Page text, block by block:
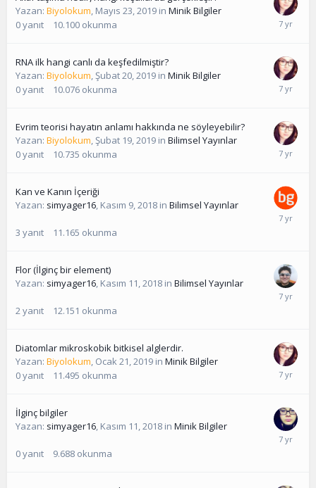
Yazan: Biyolokum, Mayıs 23, 2019 in Minik Bilgiler
0yanıt 10.100 okunma
RNA ilk hangi canlı da keşfedilmiştir?
Yazan: Biyolokum,Şubat 20, 2019 in Minik Bilgiler
0yanıt 10.076 okunma
Evrim teorisi hayatın anlamı hakkında ne söyleyebilir?
Yazan: Biyolokum,Şubat 19, 2019 in Bilimsel Yayınlar
0yanıt 10.735 okunma
Kan ve Kanın İçeriği
Yazan: simyager16, Kasım 9, 2018 in Bilimsel Yayınlar
3 yanıt 11.165 okunma
Flor (İlginç bir element)
Yazan: simyager16, Kasım 11, 2018 in Bilimsel Yayınlar
2yanıt 12.151 okunma
Diatomlar mikroskobik bitkisel alglerdir.
Yazan: Biyolokum, Ocak 21, 2019 in Minik Bilgiler
0yanıt 11.495 okunma
İlginç bilgiler
Yazan: simyager16, Kasım 11, 2018 in Minik Bilgiler
0yanıt 9.688 okunma